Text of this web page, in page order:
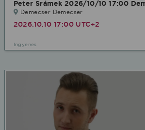
Peter Srámek 2026/10/10 17:00
Demecser Demecser
2026.10.10 17:00 UTC+2
Ingyenes